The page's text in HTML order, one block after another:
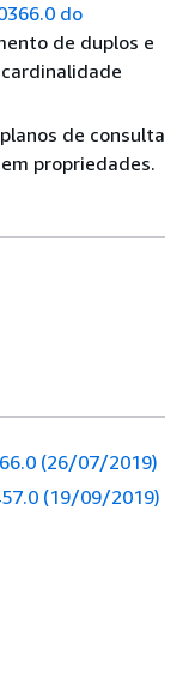
do
de duplos e
de consulta
propriedades.
(26/07/2019)
(19/09/2019)